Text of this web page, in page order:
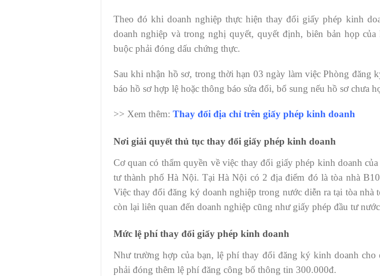
Theo đó khi doanh nghiệp thực hiện thay đổi giấy phép kinh
doanh nghiệp và trong nghị quyết, quyết định, biên bản họp
buộc phải đóng dấu chứng thực.
Sau khi nhận hồ sơ, trong thời hạn 03 ngày làm việc Phòng đăng
báo hồ sơ hợp lệ hoặc thông báo sửa đổi, bổ sung nếu hồ sơ chưa
>> Xem thêm: Thay đổi địa chỉ trên giấy phép kinh doanh
Nơi giải quyết thủ tục thay đổi giấy phép kinh doanh
Cơ quan có thẩm quyền về việc thay đổi giấy phép kinh doanh
tư thành phố Hà Nội. Tại Hà Nội có 2 địa điểm đó là tòa nhà
Việc thay đổi đăng ký doanh nghiệp trong nước diễn ra tại tòa
còn lại liên quan đến doanh nghiệp cũng như giấy phép đầu tư
Mức lệ phí thay đổi giấy phép kinh doanh
Như trường hợp của bạn, lệ phí thay đổi đăng ký kinh doanh
phải đóng thêm lệ phí đăng công bố thông tin 300.000đ.